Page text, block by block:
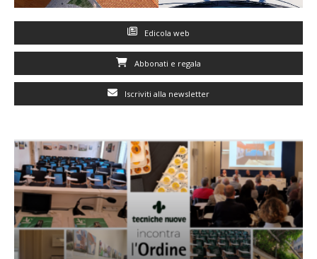
Edicola web
Abbonati e regala
Iscriviti alla newsletter